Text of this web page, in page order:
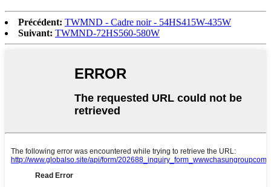
Précédent: TWMND - Cadre noir - 54HS415W-435W
Suivant: TWMND-72HS560-580W